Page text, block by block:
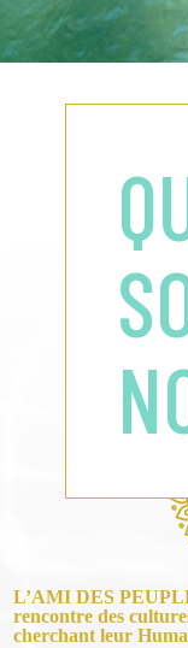
L’AMI DES
rencontre des
cherchant leur